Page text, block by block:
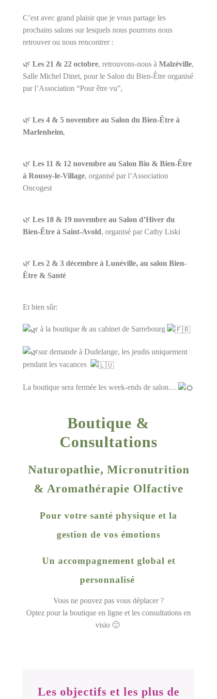
C’est avec grand plaisir que je vous partage les
prochains salons sur lesquels nous pourrons nous
retrouver ou nous rencontrer :
🌿Les 21 & 22 octobre, retrouvons-nous àMalzéville,
Salle Michel Dinet, pour le Salon du Bien-Être organisé
par l’Association “Pour être vu”,
🌿Les 4 & 5 novembre au Salon du Bien-Être à
Marlenheim,
🌿Les 11 & 12 novembre au Salon Bio & Bien-Être
à Roussy-le-Village, organisé par l’Association
Oncogest
🌿Les 18 & 19 novembre au Salon d’Hiver du
Bien-Être à Saint-Avold, organisé par Cathy Liski
🌿Les 2 & 3 décembre à Lunéville, au salon Bien-
Être & Santé
Et bien sûr:
à la boutique & au cabinet de Sarrebourg
sur demande à Dudelange, les jeudis uniquement
pendant les vacances
La boutique sera fermée les week-ends de salon…
Boutique &
Consultations
Naturopathie, Micronutrition
& Aromathérapie Olfactive
Pour votre santé physique et la
gestion de vos émotions
Un accompagnement global et
personnalisé
Vous ne pouvez pas vous déplacer ?
Optez pour la boutique en ligne et les consultations en
visio 🙂
Les objectifs et les plus de